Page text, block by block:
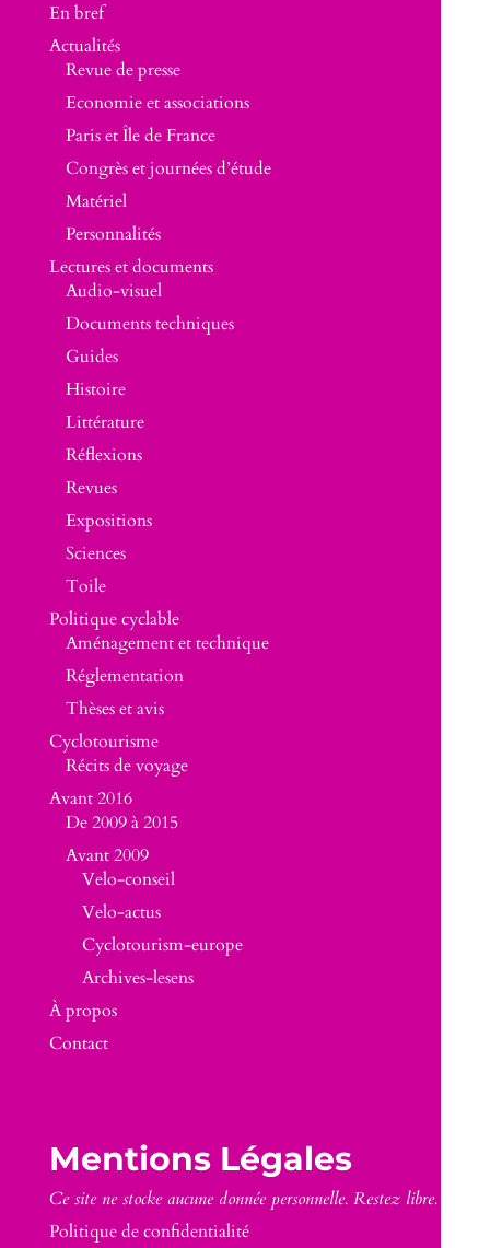
En bref
Actualités
Revue de presse
Economie et associations
Paris et Île de France
Congrès et journées d’étude
Matériel
Personnalités
Lectures et documents
Audio-visuel
Documents techniques
Guides
Histoire
Littérature
Réflexions
Revues
Expositions
Sciences
Toile
Politique cyclable
Aménagement et technique
Réglementation
Thèses et avis
Cyclotourisme
Récits de voyage
Avant 2016
De 2009 à 2015
Avant 2009
Velo-conseil
Velo-actus
Cyclotourism-europe
Archives-lesens
À propos
Contact
Mentions Légales
Ce site ne stocke aucune donnée personnelle. Restez libre.
Politique de confidentialité